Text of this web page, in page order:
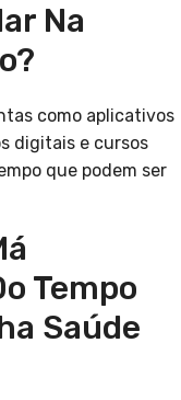
Na
como aplicativos
digitais e cursos
que podem ser
Tempo
Saúde